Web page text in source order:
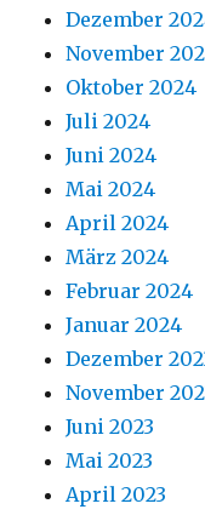
Dezember
November
Oktober 2024
Juli 2024
Juni 2024
Mai 2024
April 2024
März 2024
Februar 2024
Januar 2024
Dezember
November
Juni 2023
Mai 2023
April 2023